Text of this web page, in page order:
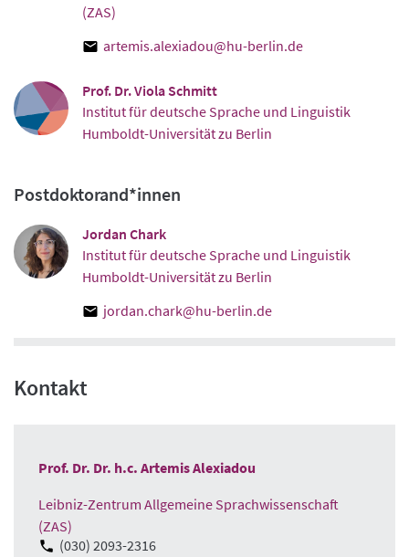
(ZAS)
artemis.alexiadou@hu-berlin.de
Prof. Dr. Viola Schmitt
Institut für deutsche Sprache und Linguistik
Humboldt-Universität zu Berlin
Postdoktorand*innen
Jordan Chark
Institut für deutsche Sprache und Linguistik
Humboldt-Universität zu Berlin
jordan.chark@hu-berlin.de
Kontakt
Prof. Dr. Dr. h.c. Artemis Alexiadou
Leibniz-Zentrum Allgemeine Sprachwissenschaft
(ZAS)
(030) 2093-2316